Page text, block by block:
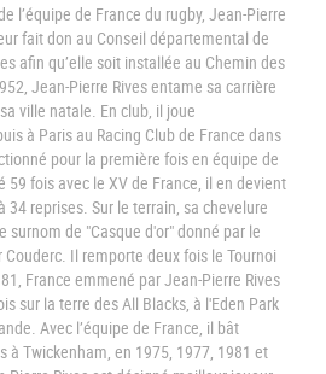
l’équipe de France du rugby, Jean-Pierre
fait don au Conseil départemental de
afin qu’elle soit installée au Chemin des
Jean-Pierre Rives entame sa carrière
ville natale. En club, il joue
à Paris au Racing Club de France dans
pour la première fois en équipe de
59 fois avec le XV de France, il en devient
reprises. Sur le terrain, sa chevelure
surnom de "Casque d'or" donné par le
Il remporte deux fois le Tournoi
France emmené par Jean-Pierre Rives
sur la terre des All Blacks, à l'Eden Park
Avec l’équipe de France, il bât
à Twickenham, en 1975, 1977, 1981 et